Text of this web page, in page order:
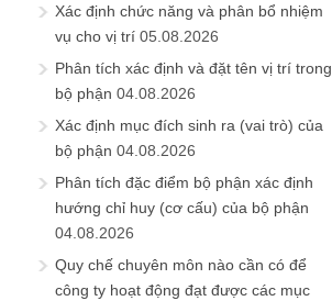
Xác định chức năng và phân bổ nhiệm
vụ cho vị trí 05.08.2026
Phân tích xác định và đặt tên vị trí trong
bộ phận 04.08.2026
Xác định mục đích sinh ra (vai trò) của
bộ phận 04.08.2026
Phân tích đặc điểm bộ phận xác định
hướng chỉ huy (cơ cấu) của bộ phận
04.08.2026
Quy chế chuyên môn nào cần có để
công ty hoạt động đạt được các mục